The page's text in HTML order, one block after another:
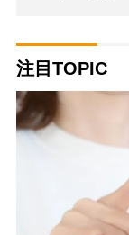
注目TOPIC